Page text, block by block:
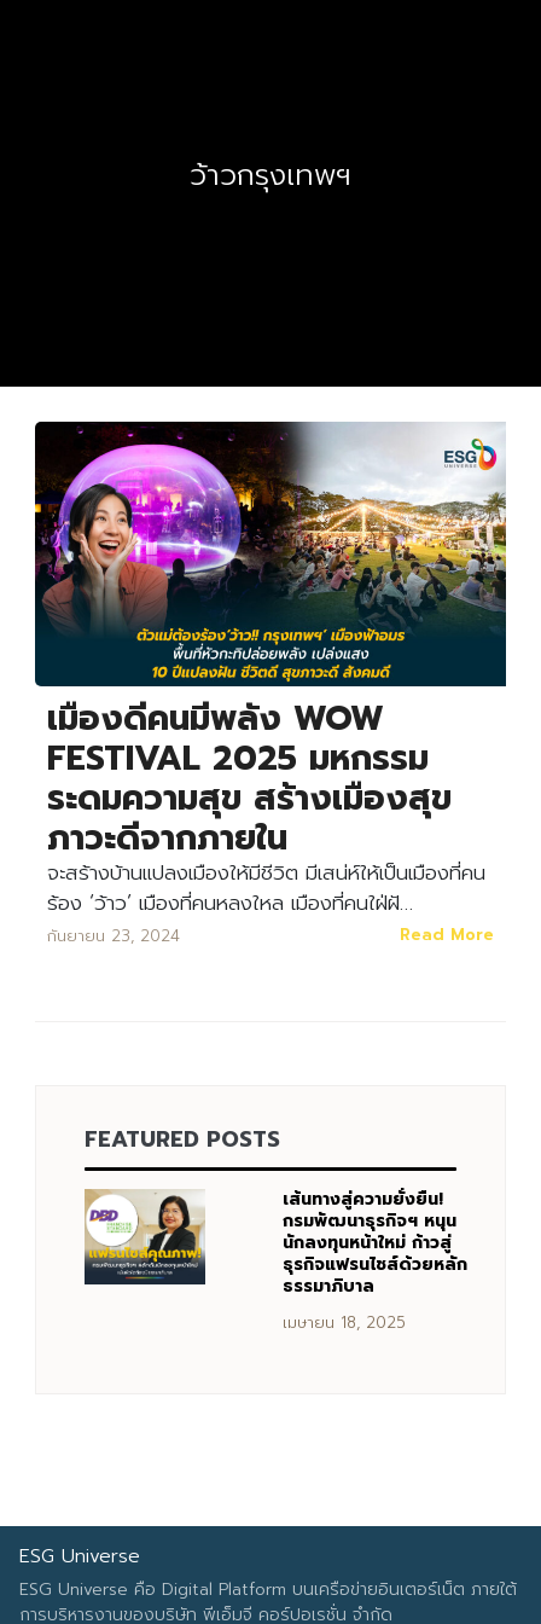
Search
Search
ว้าวกรุงเทพฯ
เมืองดีคนมีพลัง WOW
FESTIVAL 2025 มหกรรม
ระดมความสุข สร้างเมืองสุข
ภาวะดีจากภายใน
จะสร้างบ้านแปลงเมืองให้มีชีวิต มีเสน่ห์ให้เป็นเมืองที่คน
ร้อง ‘ว้าว’ เมืองที่คนหลงใหล เมืองที่คนใฝ่ฝั…
กันยายน 23, 2024 Read More
FEATURED POSTS
เส้นทางสู่ความยั่งยืน!
กรมพัฒนาธุรกิจฯ หนุน
นักลงทุนหน้าใหม่ ก้าวสู่
ธุรกิจแฟรนไชส์ด้วยหลัก
ธรรมาภิบาล
เมษายน 18, 2025
ESG Universe
ESG Universe คือ Digital Platform บนเครือข่ายอินเตอร์เน็ต ภายใต้
การบริหารงานของบริษัท พีเอ็มจี คอร์ปอเรชั่น จำกัด